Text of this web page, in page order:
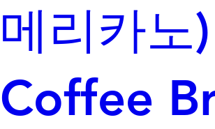
메리카노
Coffee